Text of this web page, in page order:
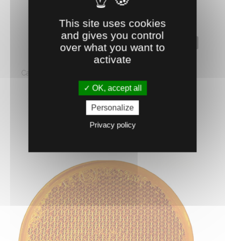
CATADIOPTRES RONDS
Catadioptres rond (Ø 60 mm), orange. Adhésif avec
perçage. Vendus sous blister ...
2.73 €HT
AJOUTER AU PANIER
This site uses cookies
and gives you control
over what you want to
activate
OK, accept all
Personalize
Privacy policy